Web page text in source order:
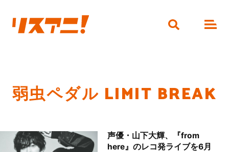
弱虫ペダル LIMIT BREAK
声優・山下大輝、『from
here』のレコ発ライブを6月